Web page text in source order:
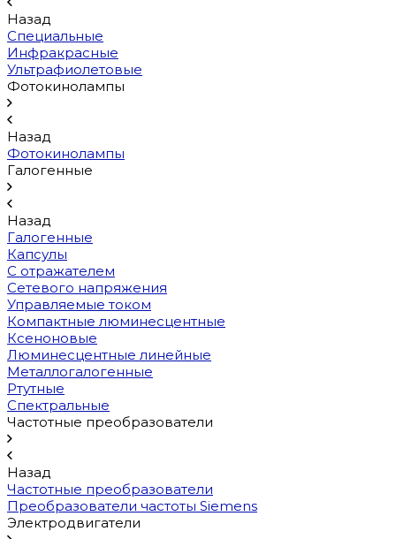
Назад
Специальные
Инфракрасные
Ультрафиолетовые
Фотокинолампы
Назад
Фотокинолампы
Галогенные
Назад
Галогенные
Капсулы
С отражателем
Сетевого напряжения
Управляемые током
Компактные люминесцентные
Ксеноновые
Люминесцентные линейные
Металлогалогенные
Ртутные
Спектральные
Частотные преобразователи
Назад
Частотные преобразователи
Преобразователи частоты Siemens
Электродвигатели